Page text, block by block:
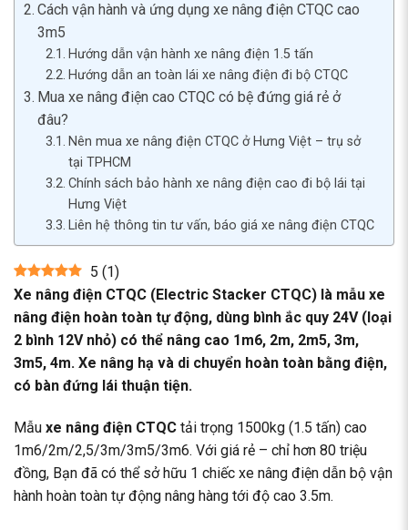
Cách vận hành và ứng dụng xe nâng điện CTQC cao
3m5
Hướng dẫn vận hành xe nâng điện 1.5 tấn
Hướng dẫn an toàn lái xe nâng điện đi bộ CTQC
Mua xe nâng điện cao CTQC có bệ đứng giá rẻ ở
đâu?
Nên mua xe nâng điện CTQC ở Hưng Việt – trụ sở
tại TPHCM
Chính sách bảo hành xe nâng điện cao đi bộ lái tại
Hưng Việt
Liên hệ thông tin tư vấn, báo giá xe nâng điện CTQC
5 (1)
Xe nâng điện CTQC (Electric Stacker CTQC) là mẫu xe
nâng điện hoàn toàn tự động, dùng bình ắc quy 24V (loại
2 bình 12V nhỏ) có thể nâng cao 1m6, 2m, 2m5, 3m,
3m5, 4m. Xe nâng hạ và di chuyển hoàn toàn bằng điện,
có bàn đứng lái thuận tiện.
Mẫu xe nâng điện CTQC tải trọng 1500kg (1.5 tấn) cao
1m6/2m/2,5/3m/3m5/3m6. Với giá rẻ – chỉ hơn 80 triệu
đồng, Bạn đã có thể sở hữu 1 chiếc xe nâng điện dẫn bộ vận
hành hoàn toàn tự động nâng hàng tới độ cao 3.5m.